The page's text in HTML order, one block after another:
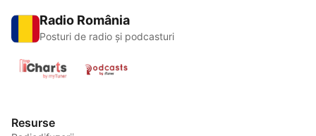
Radio România
Posturi de radio și podcasturi
Resurse